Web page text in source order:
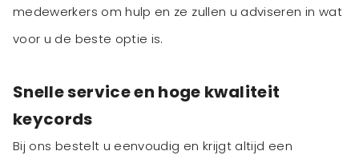
medewerkers om hulp en ze zullen u adviseren in wat
voor u de beste optie is.
Snelle service en hoge kwaliteit
keycords
Bij ons bestelt u eenvoudig en krijgt altijd een